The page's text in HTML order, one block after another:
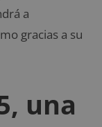
a
gracias a su
una